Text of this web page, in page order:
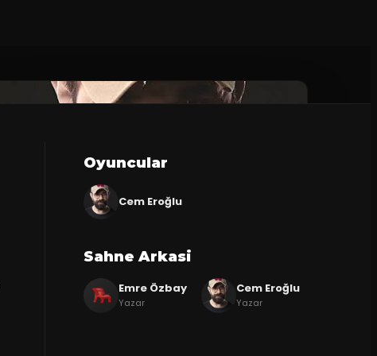
Oyuncular
Cem Eroğlu
Sahne Arkasi
Emre Özbay
Yazar
Cem Eroğlu
Yazar